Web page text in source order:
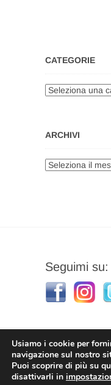
CATEGORIE
Categorie
ARCHIVI
Archivi
Seguimi su:
Stefano
Usiamo i cookie per
navigazione sul nostro
Puoi scoprire di più su
disattivarli in